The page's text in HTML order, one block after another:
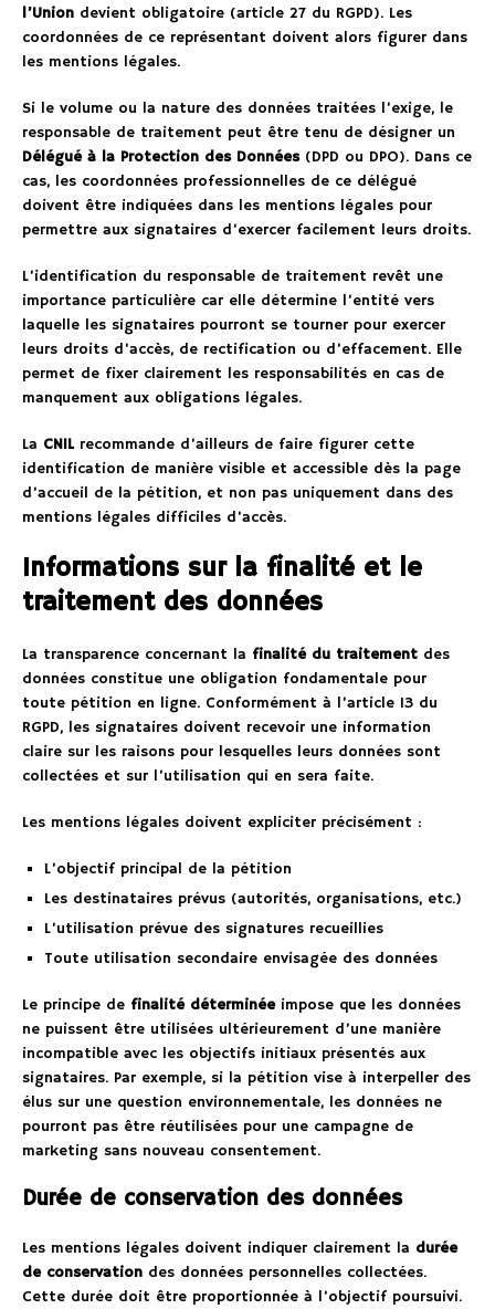
l’Union devient obligatoire (article 27 du RGPD). Les
coordonnées de ce représentant doivent alors figurer dans
les mentions légales.
Si le volume ou la nature des données traitées l’exige, le
responsable de traitement peut être tenu de désigner un
Délégué à la Protection des Données(DPD ou DPO). Dans ce
cas, les coordonnées professionnelles de ce délégué
doivent être indiquées dans les mentions légales pour
permettre aux signataires d’exercer facilement leurs droits.
L’identification du responsable de traitement revêt une
importance particulière car elle détermine l’entité vers
laquelle les signataires pourront se tourner pour exercer
leurs droits d’accès, de rectification ou d’effacement. Elle
permet de fixer clairement les responsabilités en cas de
manquement aux obligations légales.
La CNIL recommande d’ailleurs de faire figurer cette
identification de manière visible et accessible dès la page
d’accueil de la pétition, et non pas uniquement dans des
mentions légales difficiles d’accès.
Informations sur la finalité et le
traitement des données
La transparence concernant la finalité du traitement des
données constitue une obligation fondamentale pour
toute pétition en ligne. Conformément à l’article 13 du
RGPD, les signataires doivent recevoir une information
claire sur les raisons pour lesquelles leurs données sont
collectées et sur l’utilisation qui en sera faite.
Les mentions légales doivent expliciter précisément :
L’objectif principal de la pétition
Les destinataires prévus (autorités, organisations, etc.)
L’utilisation prévue des signatures recueillies
Toute utilisation secondaire envisagée des données
Le principe de finalité déterminéeimpose que les données
ne puissent être utilisées ultérieurement d’une manière
incompatible avec les objectifs initiaux présentés aux
signataires. Par exemple, si la pétition vise à interpeller des
élus sur une question environnementale, les données ne
pourront pas être réutilisées pour une campagne de
marketing sans nouveau consentement.
Durée de conservation des données
Les mentions légales doivent indiquer clairement la durée
de conservation des données personnelles collectées.
Cette durée doit être proportionnée à l’objectif poursuivi.